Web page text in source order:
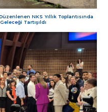
NKS Yıllık Toplantısında
Tartışıldı